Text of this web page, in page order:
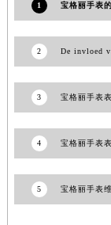
1 宝格丽手表
2
3 宝格丽手表
4 宝格丽手表
5